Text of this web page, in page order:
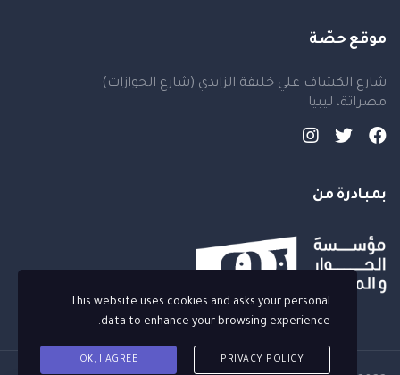
موقع حصّة
شارع الكشاف علي خليفة الزايدي (شارع الجوازات)
مصراتة، ليبيا
بمبادرة من
This website uses cookies and asks your personal
data to enhance your browsing experience.
OK, I AGREE PRIVACY POLICY